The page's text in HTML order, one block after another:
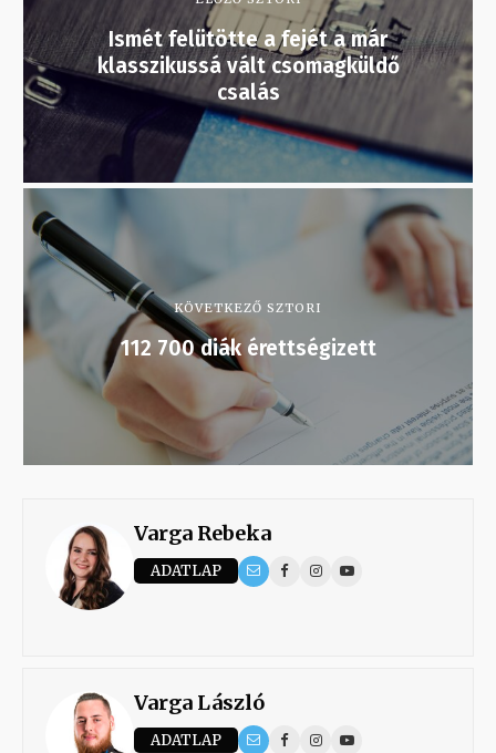
Ismét felütötte a fejét a már
klasszikussá vált csomagküldő
csalás
KÖVETKEZŐ SZTORI
112 700 diák érettségizett
Varga Rebeka
ADATLAP
Varga László
ADATLAP